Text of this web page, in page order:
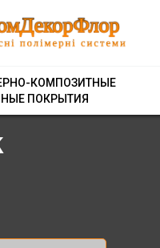
КОМПОЗИТНЫЕ
ПОКРЫТИЯ